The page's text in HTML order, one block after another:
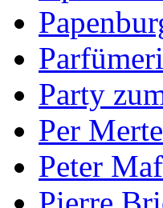
Party
Per
Peter